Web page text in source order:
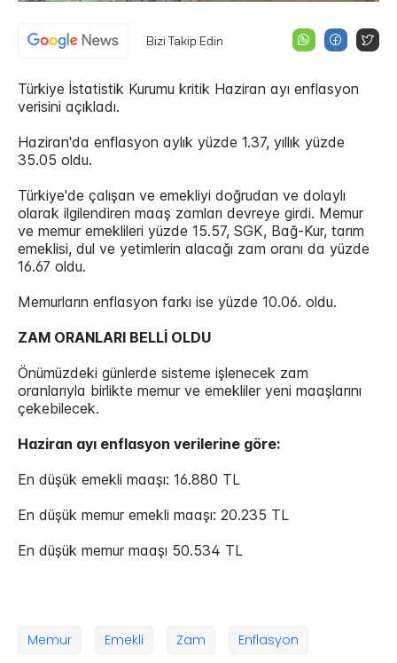
Bizi Takip Edin
Türkiye İstatistik Kurumu kritik Haziran ayı enflasyon
verisini açıkladı.
Haziran'da enflasyon aylık yüzde 1.37, yıllık yüzde
35.05 oldu.
Türkiye'de çalışan ve emekliyi doğrudan ve dolaylı
olarak ilgilendiren maaş zamları devreye girdi. Memur
ve memur emeklileri yüzde 15.57, SGK, Bağ-Kur, tarım
emeklisi, dul ve yetimlerin alacağı zam oranı da yüzde
16.67 oldu.
Memurların enflasyon farkı ise yüzde 10.06. oldu.
ZAM ORANLARI BELLİ OLDU
Önümüzdeki günlerde sisteme işlenecek zam
oranlarıyla birlikte memur ve emekliler yeni maaşlarını
çekebilecek.
Haziran ayı enflasyon verilerine göre:
En düşük emekli maaşı: 16.880 TL
En düşük memur emekli maaşı: 20.235 TL
En düşük memur maaşı 50.534 TL
Memur Emekli Zam Enflasyon